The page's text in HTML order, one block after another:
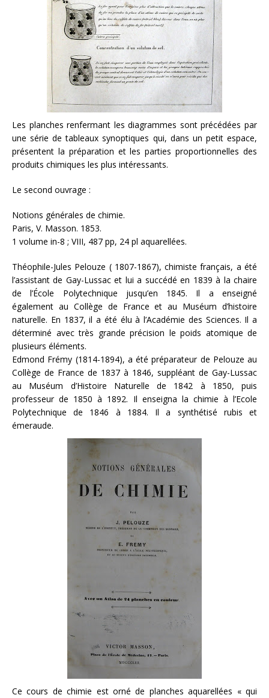
Les planches renfermant les diagrammes sont précédées par
une série de tableaux synoptiques qui, dans un petit espace,
présentent la préparation et les parties proportionnelles des
produits chimiques les plus intéressants.
Le second ouvrage :
Notions générales de chimie.
Paris, V. Masson. 1853.
1 volume in-8 ; VIII, 487 pp, 24 pl aquarellées.
Théophile-Jules Pelouze ( 1807-1867), chimiste français, a été
l’assistant de Gay-Lussac et lui a succédé en 1839 à la chaire
de l’École Polytechnique jusqu’en 1845. Il a enseigné
également au Collège de France et au Muséum d’histoire
naturelle. En 1837, il a été élu à l’Académie des Sciences. Il a
déterminé avec très grande précision le poids atomique de
plusieurs éléments.
Edmond Frémy (1814-1894), a été préparateur de Pelouze au
Collège de France de 1837 à 1846, suppléant de Gay-Lussac
au Muséum d’Histoire Naturelle de 1842 à 1850, puis
professeur de 1850 à 1892. Il enseigna la chimie à l’Ecole
Polytechnique de 1846 à 1884. Il a synthétisé rubis et
émeraude.
Ce cours de chimie est orné de planches aquarellées « qui